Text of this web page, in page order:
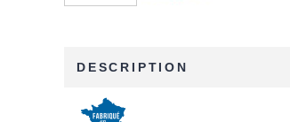
DESCRIPTION